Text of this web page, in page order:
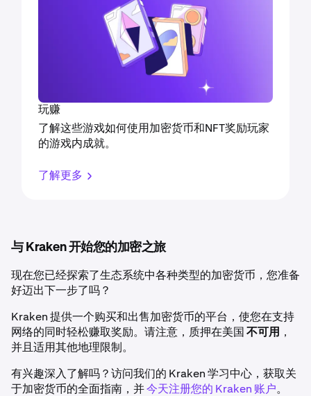
玩赚
了解这些游戏如何使用加密货币和NFT奖励玩家
的游戏内成就。
了解更多
与 Kraken 开始您的加密之旅
现在您已经探索了生态系统中各种类型的加密货币，您准备
好迈出下一步了吗？
Kraken 提供一个购买和出售加密货币的平台，使您在支持
网络的同时轻松赚取奖励。请注意，质押在美国不可用 ，
并且适用其他地理限制。
有兴趣深入了解吗？访问我们的 Kraken 学习中心，获取关
于加密货币的全面指南，并今天注册您的 Kraken 账户。